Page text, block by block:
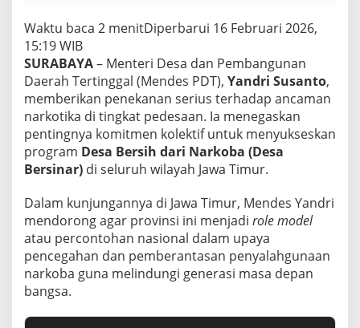
Waktu baca 2 menitDiperbarui 16 Februari 2026,
15:19 WIB
SURABAYA– Menteri Desa dan Pembangunan
Daerah Tertinggal (Mendes PDT), Yandri Susanto,
memberikan penekanan serius terhadap ancaman
narkotika di tingkat pedesaan. Ia menegaskan
pentingnya komitmen kolektif untuk menyukseskan
program Desa Bersih dari Narkoba (Desa
Bersinar) di seluruh wilayah Jawa Timur.
Dalam kunjungannya di Jawa Timur, Mendes Yandri
mendorong agar provinsi ini menjadi role model
atau percontohan nasional dalam upaya
pencegahan dan pemberantasan penyalahgunaan
narkoba guna melindungi generasi masa depan
bangsa.